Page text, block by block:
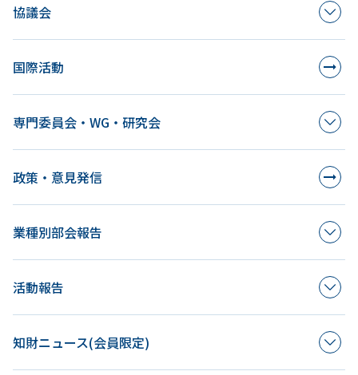
協議会
国際活動
専門委員会・WG・研究会
政策・意見発信
業種別部会報告
活動報告
知財ニュース(会員限定)